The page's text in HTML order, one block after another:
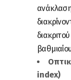
index)